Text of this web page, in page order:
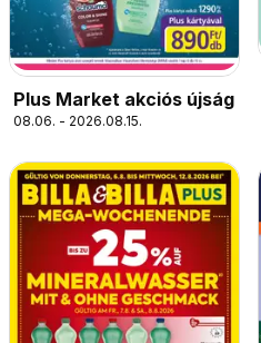
Plus Market akciós újság
08.06. - 2026.08.15.